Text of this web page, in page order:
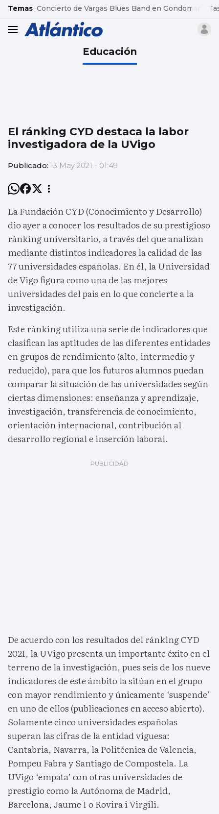
common.go-to-content
Temas Concierto de Vargas Blues Band en Gondomar
header.menu.open
Educación
El ránking CYD destaca la labor
investigadora de la UVigo
Publicado: 13 May 2021 - 01:49
La Fundación CYD (Conocimiento y Desarrollo)
dio ayer a conocer los resultados de su prestigioso
ránking universitario, a través del que analizan
mediante distintos indicadores la calidad de las
77 universidades españolas. En él, la Universidad
de Vigo figura como una de las mejores
universidades del país en lo que concierte a la
investigación.
Este ránking utiliza una serie de indicadores que
clasifican las aptitudes de las diferentes entidades
en grupos de rendimiento (alto, intermedio y
reducido), para que los futuros alumnos puedan
comparar la situación de las universidades según
ciertas dimensiones: enseñanza y aprendizaje,
investigación, transferencia de conocimiento,
orientación internacional, contribución al
desarrollo regional e inserción laboral.
De acuerdo con los resultados del ránking CYD
2021, la UVigo presenta un importante éxito en el
terreno de la investigación, pues seis de los nueve
indicadores de este ámbito la sitúan en el grupo
con mayor rendimiento y únicamente ‘suspende’
en uno de ellos (publicaciones en acceso abierto).
Solamente cinco universidades españolas
superan las cifras de la entidad viguesa:
Cantabria, Navarra, la Politécnica de Valencia,
Pompeu Fabra y Santiago de Compostela. La
UVigo ‘empata’ con otras universidades de
prestigio como la Autónoma de Madrid,
Barcelona, Jaume I o Rovira i Virgili.